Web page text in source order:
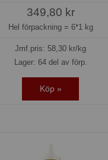
349,80 kr
Hel förpackning = 6*1 kg
Jmf.pris: 58,30 kr/kg
Lager: 64 del av förp.
Köp »